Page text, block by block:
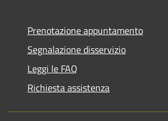
Prenotazione appuntamento
Segnalazione disservizio
Leggi le FAQ
Richiesta assistenza